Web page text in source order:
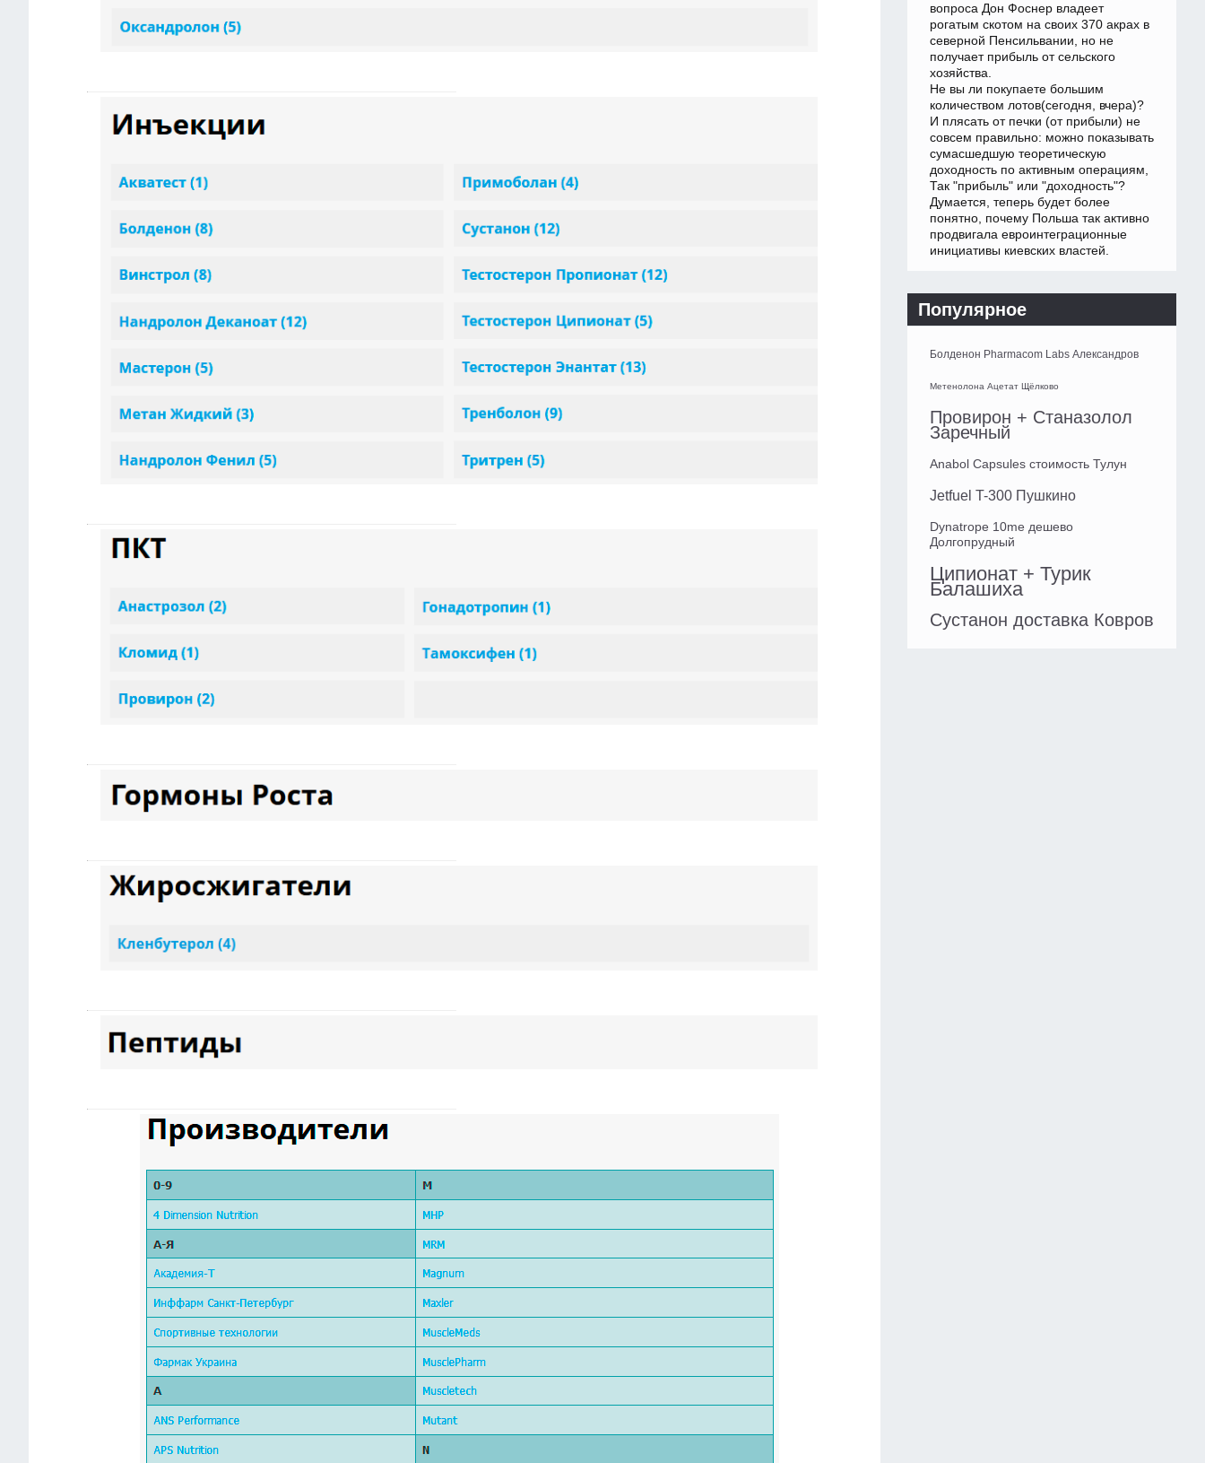
вопроса Дон Фоснер владеет
рогатым скотом на своих 370 акрах в
северной Пенсильвании, но не
получает прибыль от сельского
хозяйства.
Не вы ли покупаете большим
количеством лотов(сегодня, вчера)?
И плясать от печки (от прибыли) не
совсем правильно: можно показывать
сумасшедшую теоретическую
доходность по активным операциям,
Так "прибыль" или "доходность"?
Думается, теперь будет более
понятно, почему Польша так активно
продвигала евроинтеграционные
инициативы киевских властей.
Популярное
Болденон Pharmacom Labs Александров
Метенолона Ацетат Щёлково
Провирон + Станазолол
Заречный
Anabol Capsules стоимость Тулун
Jetfuel T-300 Пушкино
Dynatrope 10me дешево
Долгопрудный
Ципионат + Турик
Балашиха
Сустанон доставка Ковров